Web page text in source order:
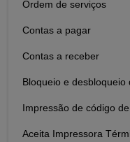
Ordem de serviços
Contas a pagar
Contas a receber
Bloqueio e
Impressão de código
Aceita Impressora